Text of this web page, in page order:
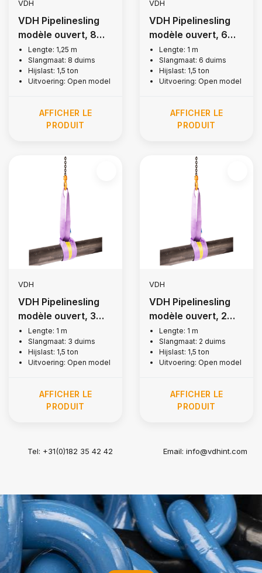
VDH
VDH Pipelinesling
modèle ouvert, 8
inchLengte: 1,25 m
Slangmaat: 8 duims
Hijslast: 1,5 ton
Uitvoering: Open model
AFFICHER LE
PRODUIT
VDH
VDH Pipelinesling
modèle ouvert, 6
inchLengte: 1 m
Slangmaat: 6 duims
Hijslast: 1,5 ton
Uitvoering: Open model
AFFICHER LE
PRODUIT
VDH
VDH Pipelinesling
modèle ouvert, 3
inchLengte: 1 m
Slangmaat: 3 duims
Hijslast: 1,5 ton
Uitvoering: Open model
AFFICHER LE
PRODUIT
VDH
VDH Pipelinesling
modèle ouvert, 2
inchLengte: 1 m
Slangmaat: 2 duims
Hijslast: 1,5 ton
Uitvoering: Open model
AFFICHER LE
PRODUIT
Tel: +31(0)182 35 42 42 Email:info@vdhint.com